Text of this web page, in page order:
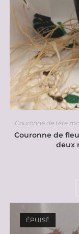
Couronne de tête
Couronne de
deux
ÉPUISÉ